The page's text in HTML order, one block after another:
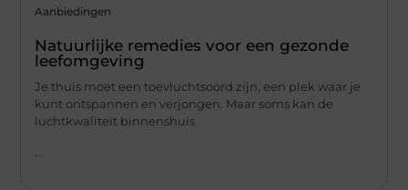
Aanbiedingen
Natuurlijke remedies voor een gezonde
leefomgeving
Je thuis moet een toevluchtsoord zijn, een plek waar je
kunt ontspannen en verjongen. Maar soms kan de
luchtkwaliteit binnenshuis